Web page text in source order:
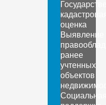
оценка
Выявление
ранее
учтенных
объектов